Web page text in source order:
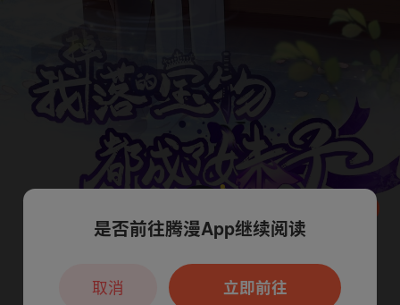
本章节仅支持App阅读，可打开App新用
户7天免费看
是否前往腾漫App继续阅读
立即前往
取消